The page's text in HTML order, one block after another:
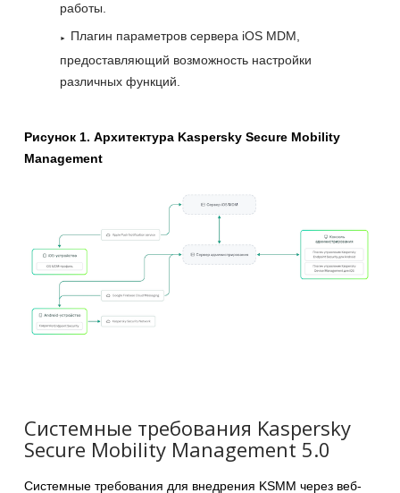
работы.
Плагин параметров сервера iOS MDM,
предоставляющий возможность настройки
различных функций.
Рисунок 1. Архитектура Kaspersky Secure Mobility
Management
Системные требования Kaspersky
Secure Mobility Management 5.0
Системные требования для внедрения KSMM через веб-